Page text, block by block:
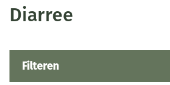
Diarree
Filteren